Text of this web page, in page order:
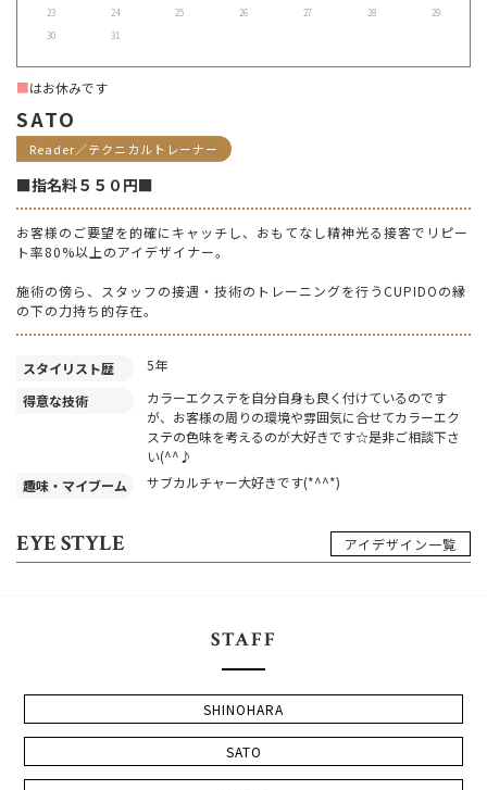
SATO
Reader／テクニカルトレーナー
■指名料５５０円■
お客様のご要望を的確にキャッチし、おもてなし精神光る接客でリピー
ト率80%以上のアイデザイナー。
施術の傍ら、スタッフの接遇・技術のトレーニングを行うCUPIDOの縁
の下の力持ち的存在。
スタイリスト歴
5年
得意な技術
カラーエクステを自分自身も良く付けているのです
が、お客様の周りの環境や雰囲気に合せてカラーエク
ステの色味を考えるのが大好きです☆是非ご相談下さ
い(^^♪
趣味・マイブーム
サブカルチャー大好きです(*^^*)
23
24 25 26 27 28
29
30
31
■はお休みです
EYE STYLE アイデザイン一覧
STAFF
SHINOHARA
SATO